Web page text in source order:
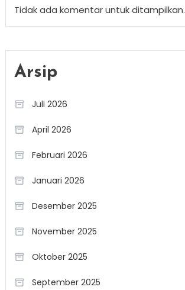
Tidak ada komentar untuk ditampilkan.
Arsip
Juli 2026
April 2026
Februari 2026
Januari 2026
Desember 2025
November 2025
Oktober 2025
September 2025